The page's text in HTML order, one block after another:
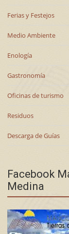
Ferias y Festejos
Medio Ambiente
Enología
Gastronomía
Oficinas de turismo
Residuos
Descarga de Guías
Facebook
Medina